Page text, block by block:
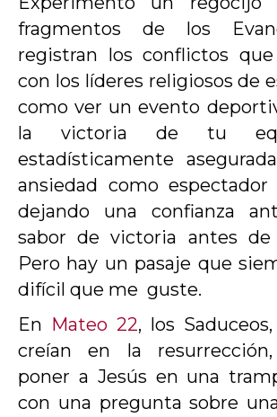
fragmentos de los
registran los conflictos
con los líderes religiosos de
como ver un evento
la victoria de tu
estadísticamente
ansiedad como espectador
dejando una confianza
sabor de victoria antes de
Pero hay un pasaje que
difícil que me guste.
En Mateo 22, los
creían en la
poner a Jesús en una
con una pregunta sobre